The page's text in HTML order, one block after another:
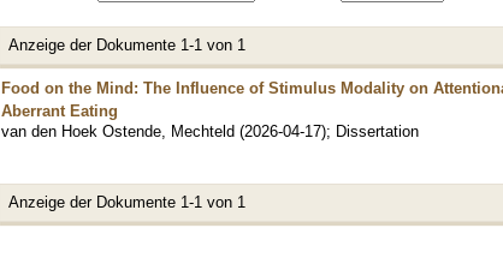
Anzeige der Dokumente 1-1 von 1
Food on the Mind: The Influence of Stimulus Modality on
Aberrant Eating
van den Hoek Ostende, Mechteld (2026-04-17); Dissertation
Anzeige der Dokumente 1-1 von 1